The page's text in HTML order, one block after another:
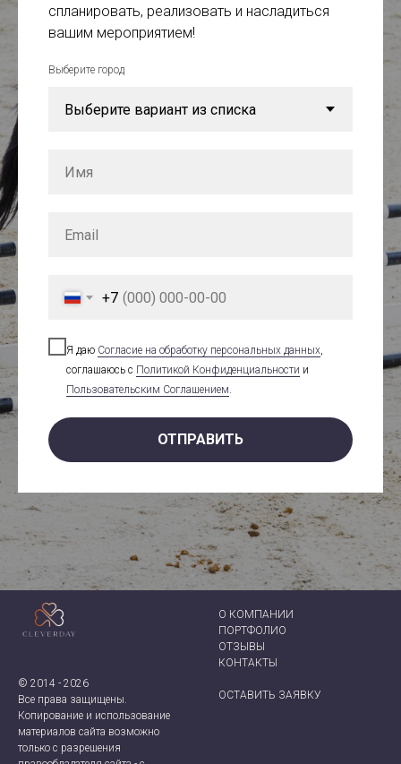
спланировать, реализовать и насладиться
вашим мероприятием!
Выберите город
+7
Я даю Cогласие на обработку персональных данных,
соглашаюсь с Политикой Конфиденциальности и
Пользовательским Соглашением.
ОТПРАВИТЬ
© 2014 - 2026
Все права защищены.
Копирование и использование
материалов сайта возможно
только с разрешения
О КОМПАНИИ
ПОРТФОЛИО
ОТЗЫВЫ
КОНТАКТЫ
ОСТАВИТЬ ЗАЯВКУ